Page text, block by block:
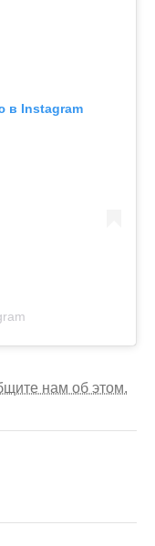
в Instagram
нам об этом.